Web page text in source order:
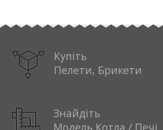
Купіть
Пелети, Брикети
Знайдіть